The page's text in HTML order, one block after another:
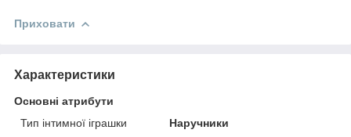
Приховати
Характеристики
Основні атрибути
Тип інтимної іграшки
Наручники